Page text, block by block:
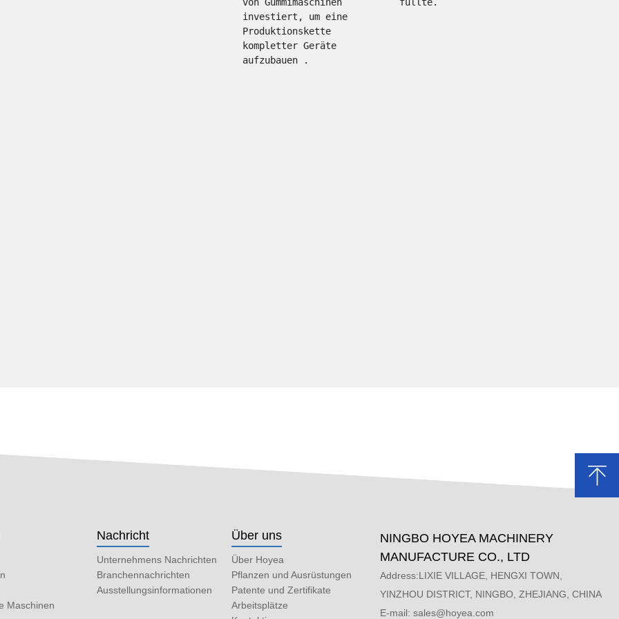
investiert, um eine
Produktionskette
kompletter Geräte
aufzubauen .
Maschinen
Nachricht
Unternehmens Nachrichten
Branchennachrichten
Ausstellungsinformationen
Über uns
Über Hoyea
Pflanzen und Ausrüstungen
Patente und Zertifikate
Arbeitsplätze
NINGBO HOYEA MACHINERY
MANUFACTURE CO., LTD
Address:LIXIE VILLAGE, HENGXI TOWN,
YINZHOU DISTRICT, NINGBO, ZHEJIANG, CHINA
E-mail: sales@hoyea.com